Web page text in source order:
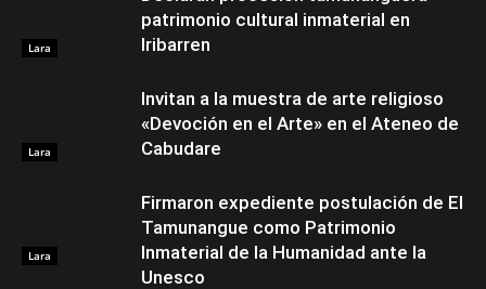
Lara
patrimonio cultural inmaterial en
Iribarren
Lara
Invitan a la muestra de arte religioso
«Devoción en el Arte» en el Ateneo de
Cabudare
Lara
Firmaron expediente postulación de El
Tamunangue como Patrimonio
Inmaterial de la Humanidad ante la
Unesco